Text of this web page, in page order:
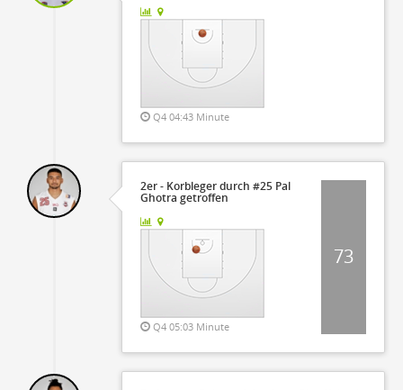
Q4 04:43 Minute
2er - Korbleger durch #25 Pal
Ghotra getroffen
Q4 05:03 Minute
73